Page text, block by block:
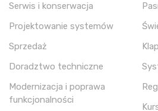
Serwis i konserwacja
Projektowanie systemów
Sprzedaż
Doradztwo techniczne
Modernizacja i poprawa
funkcjonalności